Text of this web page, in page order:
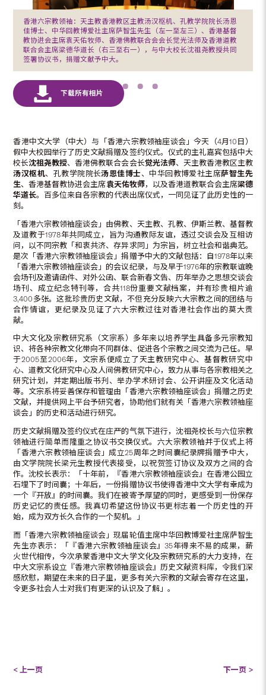
香港六宗教领袖：天主教香港教区主教汤汉枢机、孔教学院院长汤恩
佳博士、中华回教博爱社主席萨智生先生（左一至左三）、香港基督
教协进会主席袁天佑牧师、香港佛教联合会会长觉光法师及香港道教
联合会主席梁德华道长（右三至右一），与中大校长沈祖尧教授共同
签署协议书，捐赠文献予中大。
香港中文大学（中大）与「香港六宗教领袖座谈会」今天（4月10日）
假中大校园举行了历史文献捐赠及签约仪式。仪式的主礼嘉宾包括中大
校长沈祖尧教授、香港佛教联合会会长觉光法师、天主教香港教区主教
汤汉枢机、孔教学院院长汤恩佳博士、中华回教博爱社主席萨智生先
生、香港基督教协进会主席袁天佑牧师，以及香港道教联合会主席梁德
华道长。百多位来自各宗教的代表出席仪式，一同见证了此历史性的一
刻。
「香港六宗教领袖座谈会」由佛教、天主教、孔教、伊斯兰教、基督教
及道教于1978年共同成立，旨为沟通教际友谊，透过交谈会及互相访
问，以不同宗教「和衷共济、存异求同」为宗旨，树立社会和谐典范。
是次「香港六宗教领袖座谈会」捐赠予中大的文献包括：自1978年以来
「香港六宗教领袖座谈会」的会议纪录，与及早于1976年的宗教联谊晚
会场刊及邀请函件、对外公函、联合新春文告、历年举办之思想交谈会
场刊、成立纪念特刊等，合共118份重要文献档案，并有珍贵相片逾
3,400多张。这批珍贵历史文献，不但充分反映六大宗教之间的团结与
合作情谊，更纪录及见证了六大宗教过往对香港社会作出的莫大贡
献。
中大文化及宗教研究系（文宗系）多年来以培养学生具备多元宗教知
识、将各种宗教文化带向不同群体、促进各个宗教之间交流为己任。早
于2005至2006年，文宗系便成立了天主教研究中心、基督教研究中
心、道教文化研究中心及人间佛教研究中心，致力从事与各宗教相关之
研究计划，并定期出版书刋、举办学术研讨会、公开讲座及文化活动
等。文宗系将妥善保存和管理由「香港六宗教领袖座谈会」捐赠之历史
文献，并提供网上平台予研究者，协助他们就有关「香港六宗教领袖座
谈会」的历史和活动进行研究。
历史文献捐赠及签约仪式在庄严的气氛下进行，沈祖尧校长与六位宗教
领袖进行简单而隆重之协议书交换仪式。六大宗教领袖并于仪式上将
「香港六宗教领袖座谈会」成立25周年之时间囊纪录牌捐赠予中大，
由文学院院长梁元生教授代表接受，以祝贺签订协议及双方之间的合
作。沈校长表示：「十年前，『香港六宗教领袖座谈会』在香港公园立
石埋下了时间囊；十年后，一份捐赠协议书使得香港中文大学有幸成为
一个『开放』的时间囊。我们在被寄予厚望的同时，更感受到一份保存
历史记忆的责任感。我真切希望这份协议书更标志着一个历史性的开
始，成为双方长久合作的一个契机。」
而「香港六宗教领袖座谈会」现届轮值主席中华回教博爱社主席萨智生
先生亦表示：「『香港六宗教领袖座谈会』35年得来不易的成果，薪
火世代相传，今次承蒙香港中文大学文化及宗教研究系的大力支持，在
中大文宗系设立『香港六宗教领袖座谈会』历史文献资料库，令我们深
感欣慰，期望在未来的日子里，更多有关六宗教的文献会寄存在这里，
令更多社会人士对我们有更深的认识及了解」。
< 上一页 下一页 >